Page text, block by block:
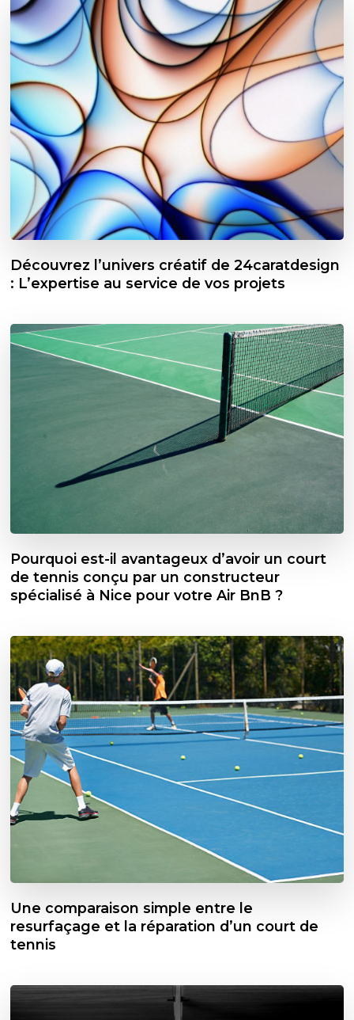
Découvrez l’univers créatif de 24caratdesign
: L’expertise au service de vos projets
Pourquoi est-il avantageux d’avoir un court
de tennis conçu par un constructeur
spécialisé à Nice pour votre Air BnB ?
Une comparaison simple entre le
resurfaçage et la réparation d’un court de
tennis